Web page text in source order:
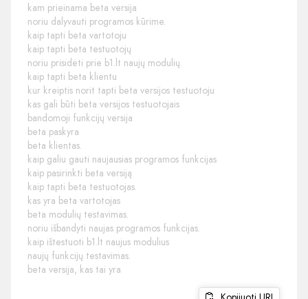
kam prieinama beta versija
noriu dalyvauti programos kūrime.
kaip tapti beta vartotoju
kaip tapti beta testuotojų
noriu prisidėti prie b1.lt naujų modulių.
kaip tapti beta klientu
kur kreiptis norit tapti beta versijos testuotoju
kas gali būti beta versijos testuotojais
bandomoji funkcijų versija
beta paskyra
beta klientas.
kaip galiu gauti naujausias programos funkcijas
kaip pasirinkti beta versiją
kaip tapti beta testuotojas.
kas yra beta vartotojas
beta modulių testavimas.
noriu išbandyti naujas programos funkcijas.
kaip ištestuoti b1.lt naujus modulius
naujų funkcijų testavimas.
beta versija, kas tai yra